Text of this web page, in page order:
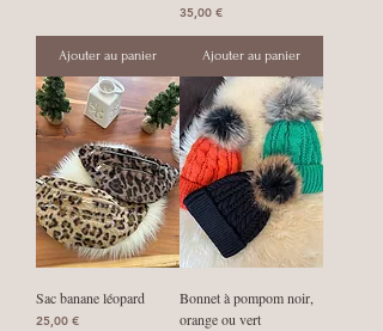
Ajouter au panier
Prix
35,00 €
Ajouter au panier
Sac banane léopard
Prix
25,00 €
Bonnet à pompom noir,
orange ou vert